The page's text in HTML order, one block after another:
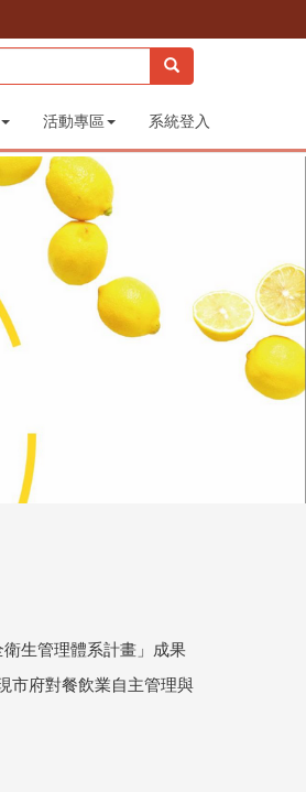
活動專區 系統登入
生管理體系計畫」成果
市府對餐飲業自主管理與